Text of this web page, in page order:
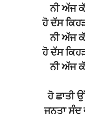
ਨੀ ਅੱਜ
ਹੋ ਦੱਸ
ਨੀ ਅੱਜ
ਹੋ ਦੱਸ
ਨੀ ਅੱਜ
ਹੋ ਛਾਤੀ
ਜਨਤਾ ਸੰਦ